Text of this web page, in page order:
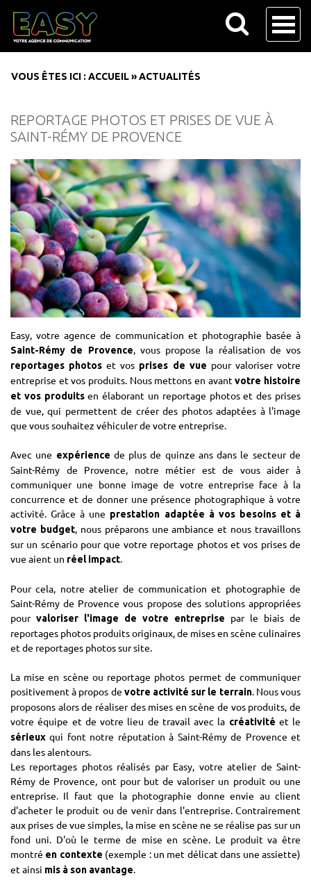
VOUS ÊTES ICI : ACCUEIL»ACTUALITÉS
REPORTAGE PHOTOS ET PRISES DE VUE À
SAINT-RÉMY DE PROVENCE
Easy, votre agence de communication et photographie basée à
Saint-Rémy de Provence, vous propose la réalisation de vos
reportages photos et vos prises de vue pour valoriser votre
entreprise et vos produits. Nous mettons en avantvotre histoire
et vos produitsen élaborant un reportage photos et des prises
de vue, qui permettent de créer des photos adaptées à l'image
que vous souhaitez véhiculer de votre entreprise.
Avec une expérience de plus de quinze ans dans le secteur de
Saint-Rémy de Provence, notre métier est de vous aider à
communiquer une bonne image de votre entreprise face à la
concurrence et de donner une présence photographique à votre
activité. Grâce à une prestation adaptée à vos besoins et à
votre budget, nous préparons une ambiance et nous travaillons
sur un scénario pour que votre reportage photos et vos prises de
vue aient un réel impact.
Pour cela, notre atelier de communication et photographie de
Saint-Rémy de Provence vous propose des solutions appropriées
pour valoriser l'image de votre entreprise
par le biais de
reportages photos produits originaux, de mises en scène culinaires
et de reportages photos sur site.
La mise en scène ou reportage photos permet de communiquer
positivement à propos de votre activité sur le terrain. Nous vous
proposons alors de réaliser des mises en scène de vos produits, de
votre équipe et de votre lieu de travail avec la créativité et le
sérieux qui font notre réputation à Saint-Rémy de Provence et
dans les alentours.
Les reportages photos réalisés par Easy, votre atelier de Saint-
Rémy de Provence, ont pour but de valoriser un produit ou une
entreprise. Il faut que la photographie donne envie au client
d'acheter le produit ou de venir dans l'entreprise. Contrairement
aux prises de vue simples, la mise en scène ne se réalise pas sur un
fond uni. D'où le terme de mise en scène. Le produit va être
montré en contexte (exemple : un met délicat dans une assiette)
et ainsi mis à son avantage.